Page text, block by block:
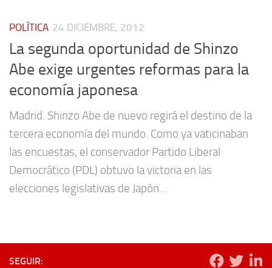
POLÍTICA 24 DICIEMBRE, 2012
La segunda oportunidad de Shinzo
Abe exige urgentes reformas para la
economía japonesa
Madrid. Shinzo Abe de nuevo regirá el destino de la
tercera economía del mundo. Como ya vaticinaban
las encuestas, el conservador Partido Liberal
Democrático (PDL) obtuvo la victoria en las
elecciones legislativas de Japón...
SEGUIR: